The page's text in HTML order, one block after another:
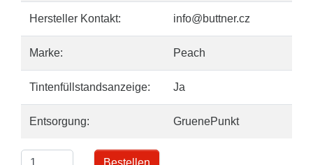
Hersteller Kontakt: info@buttner.cz
Marke: Peach
Tintenfüllstandsanzeige: Ja
Entsorgung: GruenePunkt
Bestellen